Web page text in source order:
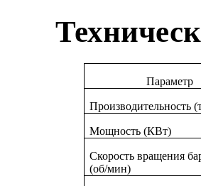
Параметр
Производительность
Мощность (КВт)
Скорость вращения
(об/мин)